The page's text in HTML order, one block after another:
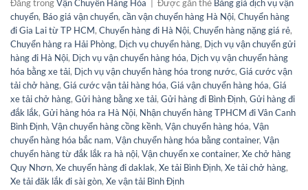
Đăng trongVận Chuyển Hàng Hóa Được gắn thẻ Bảng giá dịch vụ vận
chuyển, Báo giá vận chuyển, cần vận chuyển hàng Hà Nội, Chuyển hàng
đi Gia Lai từ TP HCM, Chuyển hàng đi Hà Nội, Chuyển hàng nặng giá rẻ,
Chuyển hàng ra Hải Phòng, Dịch vụ chuyển hàng, Dịch vụ vận chuyển gửi
hàng đi Hà Nội, Dịch vụ vận chuyển hàng hóa, Dịch vụ vận chuyển hàng
hóa bằng xe tải, Dịch vụ vận chuyển hàng hóa trong nước, Giá cước vận
tải chở hàng, Giá cước vận tải hàng hóa, Giá vận chuyển hàng hóa, Giá
xe tải chở hàng, Gửi hàng bằng xe tải, Gửi hàng đi Bình Định, Gửi hàng đi
đắk lắk, Gửi hàng hóa ra Hà Nội, Nhận chuyển hàng TPHCM đi Vân Canh
Bình Định, Vận chuyển hàng cồng kềnh, Vận chuyển hàng hóa, Vận
chuyển hàng hóa bắc nam, Vận chuyển hàng hóa bằng container, Vận
chuyển hàng từ đắk lắk ra hà nội, Vận chuyển xe container, Xe chở hàng
Quy Nhơn, Xe chuyển hàng đi daklak, Xe tải Bình Định, Xe tải chở hàng,
Xe tải đăk lắk đi sài gòn, Xe vận tải Bình Định